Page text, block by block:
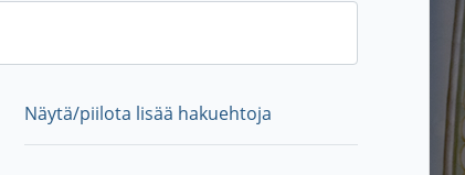
Näytä/piilota lisää hakuehtoja